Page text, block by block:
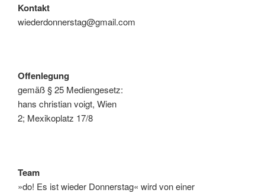
Kontakt
wiederdonnerstag@gmail.com
Offenlegung
gemäß § 25 Mediengesetz:
hans christian voigt, Wien
2; Mexikoplatz 17/8
Team
»do! Es ist wieder Donnerstag« wird von einer